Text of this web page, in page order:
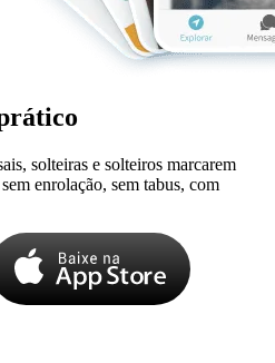
solteiras e solteiros marcarem
enrolação, sem tabus, com